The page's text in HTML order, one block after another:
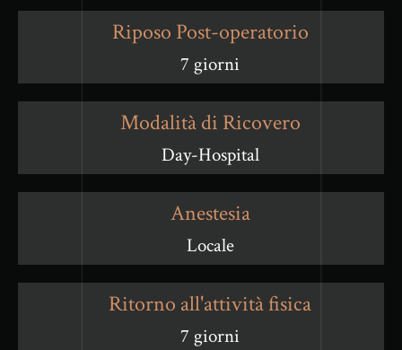
Riposo Post-operatorio
7 giorni
Modalità di Ricovero
Day-Hospital
Anestesia
Locale
Ritorno all'attività fisica
7 giorni